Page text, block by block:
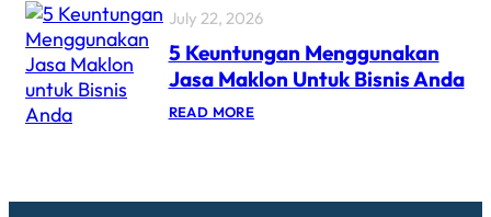
July 22, 2026
5 Keuntungan Menggunakan
Jasa Maklon Untuk Bisnis Anda
READ MORE